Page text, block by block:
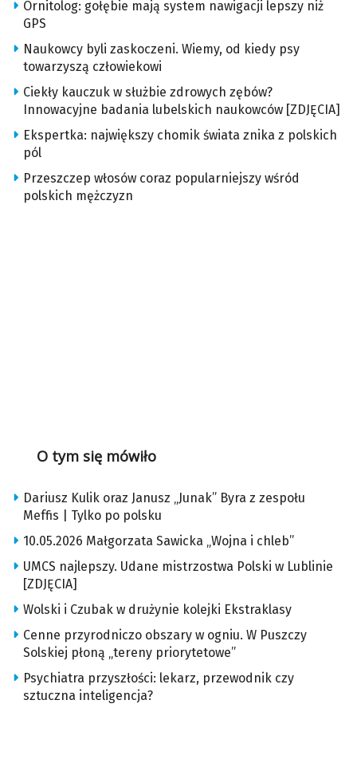
Ornitolog: gołębie mają system nawigacji lepszy niż
GPS
Naukowcy byli zaskoczeni. Wiemy, od kiedy psy
towarzyszą człowiekowi
Ciekły kauczuk w służbie zdrowych zębów?
Innowacyjne badania lubelskich naukowców [ZDJĘCIA]
Ekspertka: największy chomik świata znika z polskich
pól
Przeszczep włosów coraz popularniejszy wśród
polskich mężczyzn
O tym się mówiło
Dariusz Kulik oraz Janusz „Junak” Byra z zespołu
Meffis | Tylko po polsku
10.05.2026 Małgorzata Sawicka „Wojna i chleb”
UMCS najlepszy. Udane mistrzostwa Polski w Lublinie
[ZDJĘCIA]
Wolski i Czubak w drużynie kolejki Ekstraklasy
Cenne przyrodniczo obszary w ogniu. W Puszczy
Solskiej płoną „tereny priorytetowe”
Psychiatra przyszłości: lekarz, przewodnik czy
sztuczna inteligencja?